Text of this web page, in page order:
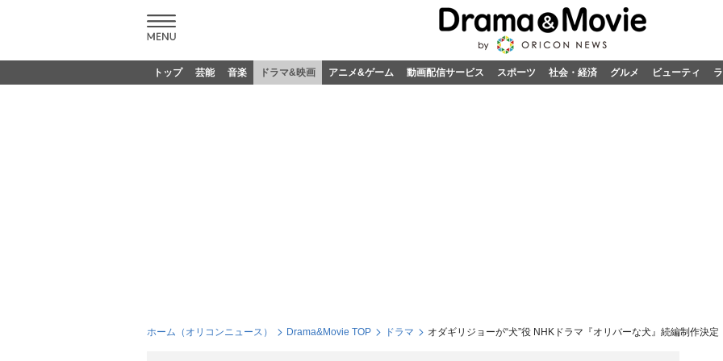
トップ 芸能 音楽 ドラマ&映画 アニメ&ゲーム 動画配信サービス スポーツ 社会・経済 グルメ ビューティ
ホーム（オリコンニュース） Drama&Movie TOP ドラマ オダギリジョーが“犬”役 NHKドラマ『オリバーな犬』続編制作決定